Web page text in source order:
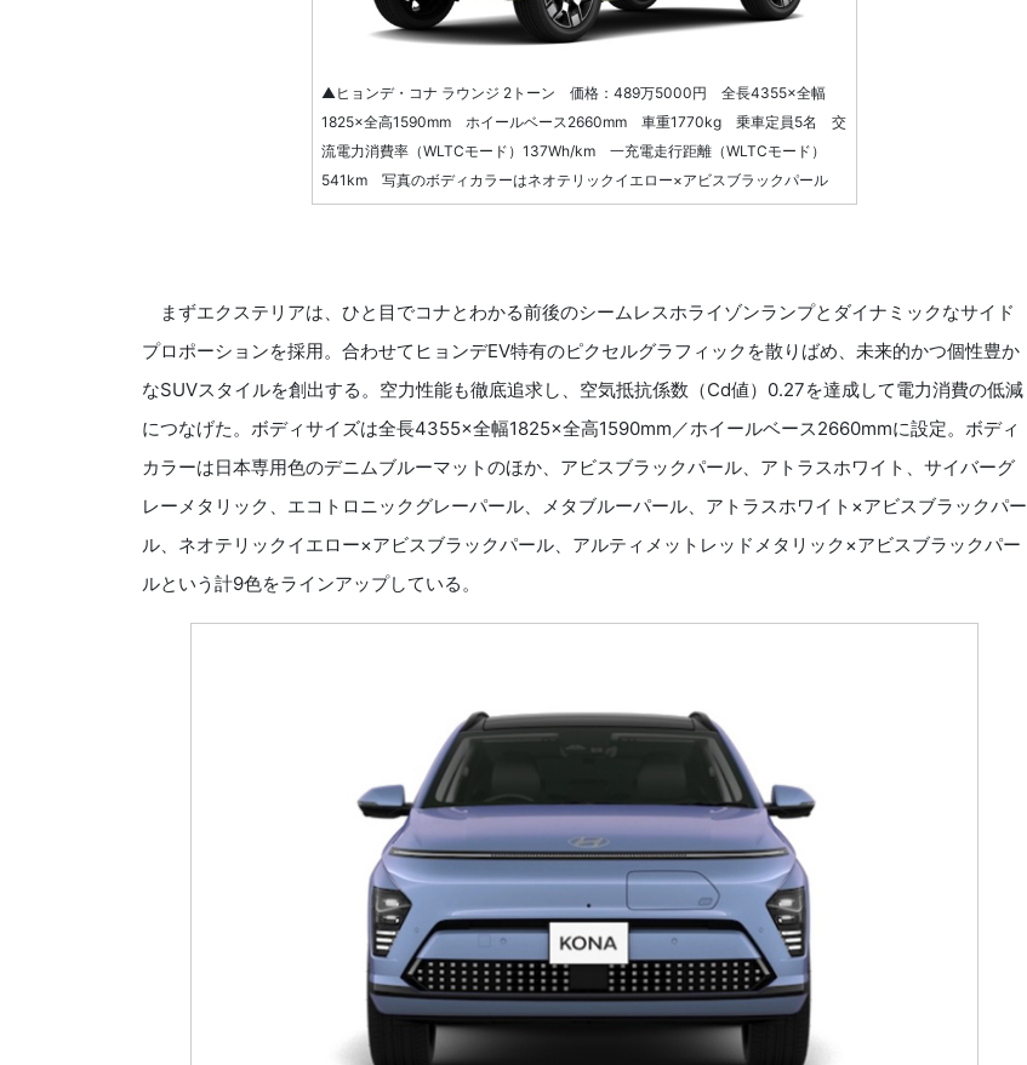
▲ヒョンデ・コナ ラウンジ 2トーン 価格：489万5000円 全長4355×全幅
1825×全高1590mm ホイールベース2660mm 車重1770kg 乗車定員5名 交
流電力消費率（WLTCモード）137Wh/km 一充電走行距離（WLTCモード）
541km 写真のボディカラーはネオテリックイエロー×アビスブラックパール
まずエクステリアは、ひと目でコナとわかる前後のシームレスホライゾンランプとダイナミックなサイド
プロポーションを採用。合わせてヒョンデEV特有のピクセルグラフィックを散りばめ、未来的かつ個性豊か
なSUVスタイルを創出する。空力性能も徹底追求し、空気抵抗係数（Cd値）0.27を達成して電力消費の低減
につなげた。ボディサイズは全長4355×全幅1825×全高1590mm／ホイールベース2660mmに設定。ボディ
カラーは日本専用色のデニムブルーマットのほか、アビスブラックパール、アトラスホワイト、サイバーグ
レーメタリック、エコトロニックグレーパール、メタブルーパール、アトラスホワイト×アビスブラックパー
ル、ネオテリックイエロー×アビスブラックパール、アルティメットレッドメタリック×アビスブラックパー
ルという計9色をラインアップしている。